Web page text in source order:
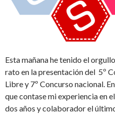
Esta mañana he tenido el
rato en la presentación del 5º
Libre y 7º Concurso nacional.
que contase mi experiencia en
dos años y colaborador el